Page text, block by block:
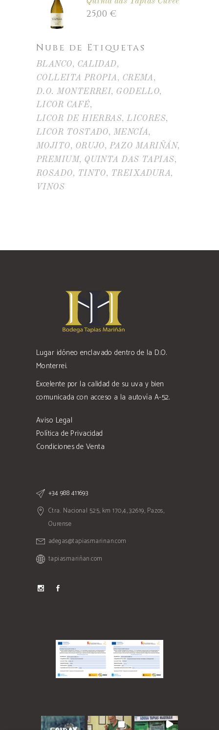
25,00 €
Nube de Etiquetas
BLANCO
CALIDAD
COLLEITA PROPIA
CREMA
D.O. MONTERREI
GODELLO
LICOR CAFÉ
LICOR DE HIERBAS
LICORES
LICOR TOSTADO
MENCÍA
MOJITO
ORUJO
PAZO MARIÑÁN
PREMIUM
QUINTA DAS TAPIAS
ROSADO
TINTO
TREIXADURA
VINOS
Lugar idóneo enclavado dentro de la D.O.
Monterrei.
Excelente por la calidad de su uva y bien
comunicada con acceso a la autovía A-52.
Aviso Legal
Política de Privacidad
Condiciones de Venta
+34 988 411693
Ctra. Nacional 525, km 170,4, 32619, Pazos,
Ourense
adegas@tapiasmarinan.com
tapiasmariñan.com